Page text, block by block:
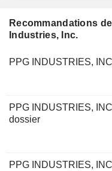
Recommandations
Industries, Inc.
PPG INDUSTRIES,
PPG INDUSTRIES,
dossier
PPG INDUSTRIES,